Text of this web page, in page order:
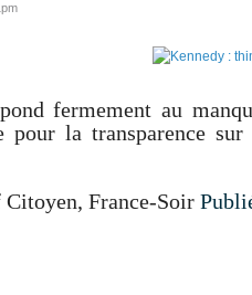
fermement au
pour la transparence
France-Soir